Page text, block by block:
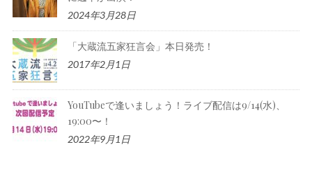
2024年3月28日
「大蔵流五家狂言会」本日発売！
2017年2月1日
YouTubeで逢いましょう！ライブ配信は9/14(水)、
19:00〜！
2022年9月1日